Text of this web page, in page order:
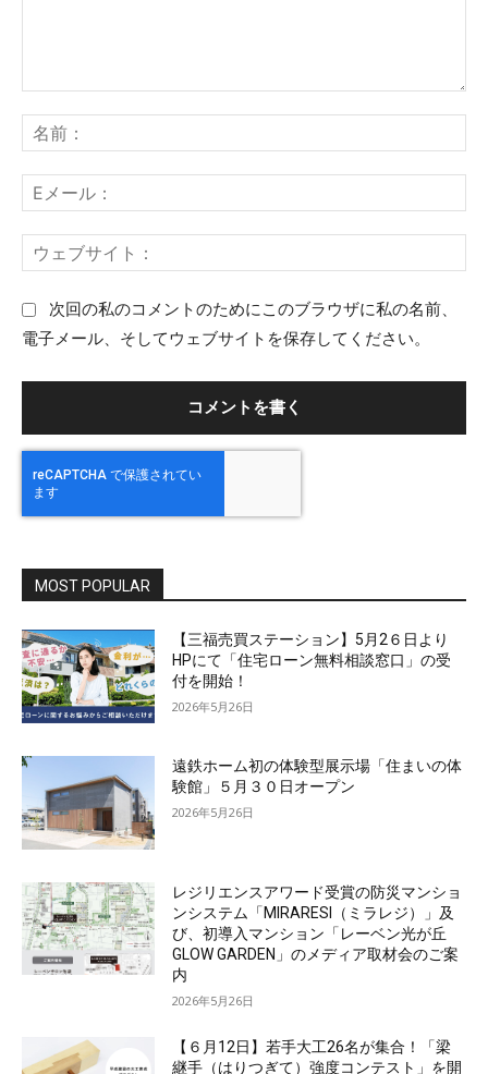
メ
ト
：
前
メ
ル
ェ
次回の私のコメントのためにこのブラウザに私の名前、
電子メール、そしてウェブサイトを保存してください。
MOST POPULAR
【三福売買ステーション】5月2６日より
HPにて「住宅ローン無料相談窓口」の受
付を開始！
2026年5月26日
遠鉄ホーム初の体験型展示場「住まいの体
験館」５月３０日オープン
2026年5月26日
レジリエンスアワード受賞の防災マンショ
ンシステム「MIRARESI（ミラレジ）」及
び、初導入マンション「レーベン光が丘
GLOW GARDEN」のメディア取材会のご案
内
2026年5月26日
【６月12日】若手大工26名が集合！「梁
継手（はりつぎて）強度コンテスト」を開